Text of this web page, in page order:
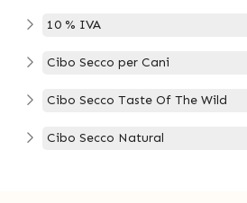
10 % IVA
Cibo Secco per Cani
Cibo Secco Taste Of The Wild
Cibo Secco Natural